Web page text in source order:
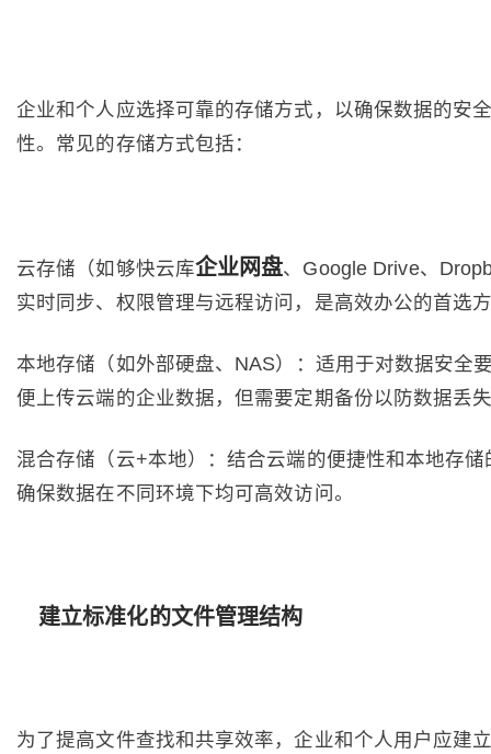
企业和个人应选择可靠的存储方式，以确保数据的安
性。常见的存储方式包括：
云存储（如够快云库企业网盘、Google Drive、
实时同步、权限管理与远程访问，是高效办公的首选
本地存储（如外部硬盘、NAS）：适用于对数据安全
便上传云端的企业数据，但需要定期备份以防数据丢
混合存储（云+本地）：结合云端的便捷性和本地存储
确保数据在不同环境下均可高效访问。
建立标准化的文件管理结构
为了提高文件查找和共享效率，企业和个人用户应建